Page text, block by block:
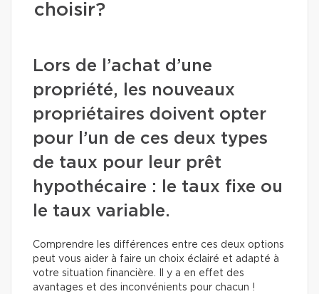
choisir?
Lors de l’achat d’une
propriété, les nouveaux
propriétaires doivent opter
pour l’un de ces deux types
de taux pour leur prêt
hypothécaire : le taux fixe ou
le taux variable.
Comprendre les différences entre ces deux options
peut vous aider à faire un choix éclairé et adapté à
votre situation financière. Il y a en effet des
avantages et des inconvénients pour chacun !